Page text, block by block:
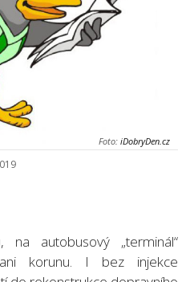
Foto: iDobryDen.cz
autobusový „terminál“
korunu. I bez injekce